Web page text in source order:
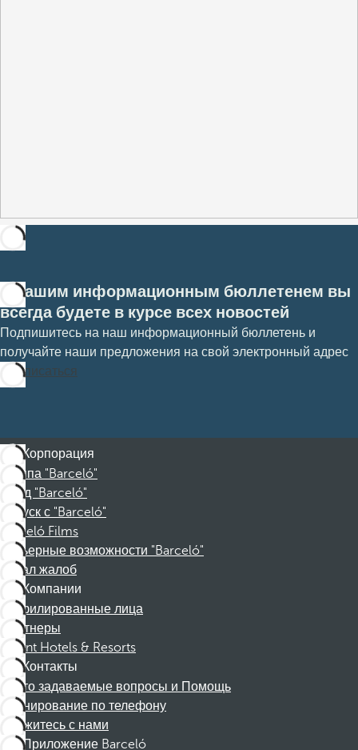
С нашим информационным бюллетенем вы
всегда будете в курсе всех новостей
Подпишитесь на наш информационный бюллетень и
получайте наши предложения на свой электронный адрес
Подписаться
Корпорация
Группа "Barceló"
Фонд "Barceló"
Отпуск с "Barceló"
Barceló Films
Карьерные возможности "Barceló"
Канал жалоб
Компании
Аффилированные лица
Партнеры
Dorint Hotels & Resorts
Контакты
Часто задаваемые вопросы и Помощь
Бронирование по телефону
Свяжитесь с нами
Приложение Barceló